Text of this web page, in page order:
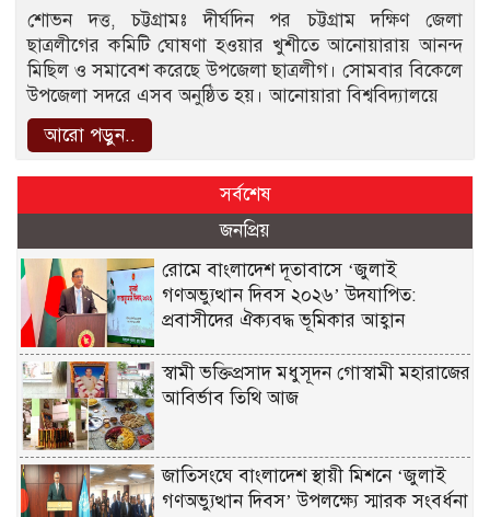
শোভন দত্ত, চট্টগ্রামঃ দীর্ঘদিন পর চট্টগ্রাম দক্ষিণ জেলা
ছাত্রলীগের কমিটি ঘোষণা হওয়ার খুশীতে আনোয়ারায় আনন্দ
মিছিল ও সমাবেশ করেছে উপজেলা ছাত্রলীগ। সোমবার বিকেলে
উপজেলা সদরে এসব অনুষ্ঠিত হয়। আনোয়ারা বিশ্ববিদ্যালয়ে
আরো পড়ুন..
সর্বশেষ
জনপ্রিয়
রোমে বাংলাদেশ দূতাবাসে ‘জুলাই
গণঅভ্যুত্থান দিবস ২০২৬’ উদযাপিত:
প্রবাসীদের ঐক্যবদ্ধ ভূমিকার আহ্বান
স্বামী ভক্তিপ্রসাদ মধুসূদন গোস্বামী মহারাজের
আবির্ভাব তিথি আজ
জাতিসংঘে বাংলাদেশ স্থায়ী মিশনে ‘জুলাই
গণঅভ্যুত্থান দিবস’ উপলক্ষ্যে স্মারক সংবর্ধনা